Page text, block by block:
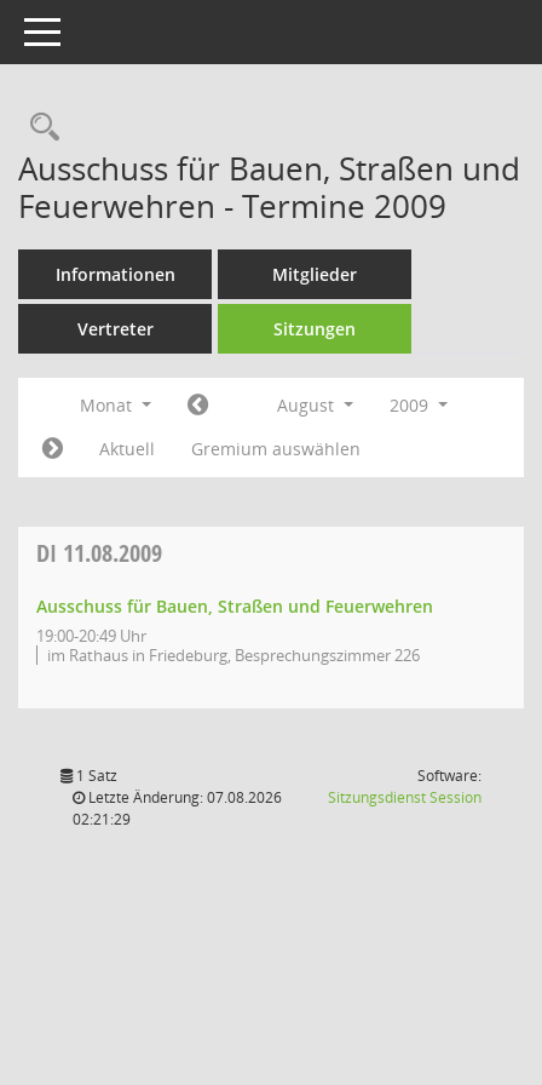
Toggle navigation
Rechercheauswahl
Ausschuss für Bauen, Straßen und
Feuerwehren - Termine 2009
Informationen Mitglieder
Vertreter Sitzungen
Monat August
2009
Aktuell
Gremium auswählen
DI 11.08.2009
Ausschuss für Bauen, Straßen und Feuerwehren
19:00-20:49 Uhr
im Rathaus in Friedeburg, Besprechungszimmer 226
1 Satz
Letzte Änderung: 07.08.2026
02:21:29
Software:
SitzungsdienstSession(Wird in